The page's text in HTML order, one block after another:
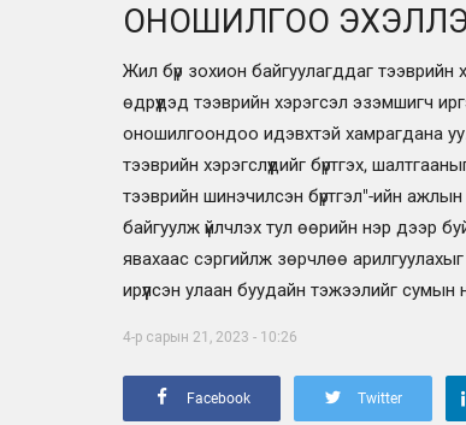
ОНОШИЛГОО
Жил бүр зохион байгуулагддаг тээврийн
өдрүүдэд тээврийн хэрэгсэл эзэмшигч
оношилгоондоо идэвхтэй хамрагдана уу.
тээврийн хэрэгслүүдийг бүртгэх,
тээврийн шинэчилсэн бүртгэл"-ийн ажлын
байгуулж үйлчлэх тул өөрийн нэр дээр
явахаас сэргийлж зөрчлөө
ирүүлсэн улаан буудайн тэжээлийг
4-р сарын 21, 2023 - 10:26
Facebook Twitter